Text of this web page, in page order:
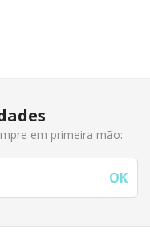
em primeira mão: